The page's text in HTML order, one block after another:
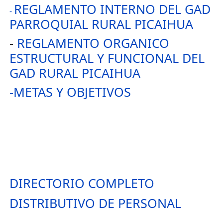
- REGLAMENTO INTERNO DEL GAD
PARROQUIAL RURAL PICAIHUA
- REGLAMENTO ORGANICO
ESTRUCTURAL Y FUNCIONAL DEL
GAD RURAL PICAIHUA
-METAS Y OBJETIVOS
DIRECTORIO COMPLETO
DISTRIBUTIVO DE PERSONAL